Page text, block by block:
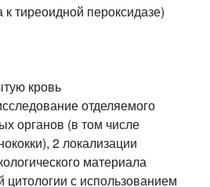
к тиреоидной пероксидазе)
кровь
отделяемого
органов (в том числе
2 локализации
материала
цитологии с использованием